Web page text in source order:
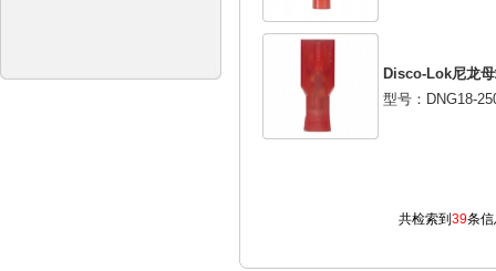
Disco-Lok尼龙
型号：DNG18-
共检索到 39条